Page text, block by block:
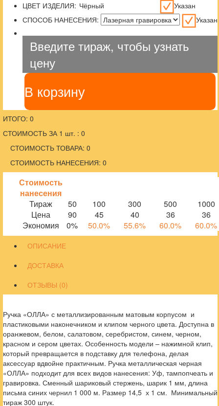
ЦВЕТ ИЗДЕЛИЯ:
Указан
СПОСОБ НАНЕСЕНИЯ:
Указан
Введите тираж, чтобы узнать
цену
В корзину
ИТОГО: 0
СТОИМОСТЬ ЗА 1 шт. : 0
СТОИМОСТЬ ТОВАРА: 0
СТОИМОСТЬ НАНЕСЕНИЯ: 0
Стоимость
нанесения
Тираж
50 100 300 500
1000
Цена
90 45 40 36
36
Экономия
0% 50.0% 55.6% 60.0% 60.0%
ОПИСАНИЕ
ДОСТАВКА
ОТЗЫВЫ (0)
Ручка «ОЛЛА» с металлизированным матовым корпусом и
пластиковыми наконечником и клипом черного цвета. Доступна в
оранжевом, белом, салатовом, серебристом, синем, черном,
красном и сером цветах. Особенность модели – нажимной клип,
который превращается в подставку для телефона, делая
аксессуар вдвойне практичным. Ручка металлическая черная
«ОЛЛА» подходит для всех видов нанесения: Уф, тампопчеать и
гравировка. Сменный шариковый стержень, шарик 1 мм, длина
письма синих чернил 1 000 м. Размер 14,5 х 1 см. Минимальный
тираж 300 штук.